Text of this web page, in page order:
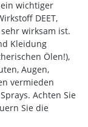
wichtiger
DEET,
wirksam ist.
Kleidung
Ölen!),
Augen,
vermieden
Achten Sie
Sie die